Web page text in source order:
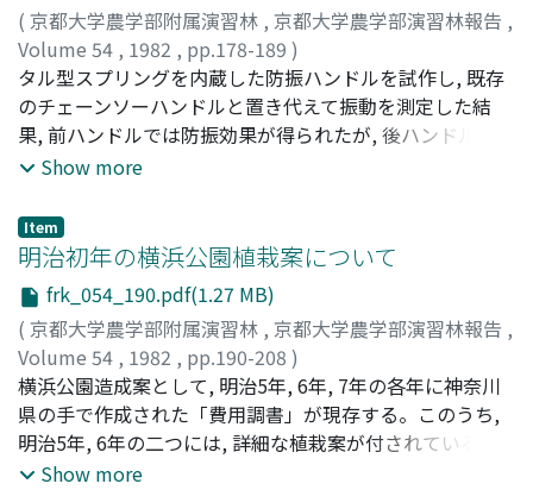
びそれらを開設評価値の総計が最小となるよう結ぶ路網等
について適用し, 林道総延長, 平均集材距離, 平均スパン長
等を算出し評価を行った。
( 京都大学農学部附属演習林 , 京都大学農学部演習林報告 ,
Volume 54 , 1982 , pp.178-189 )
瀧本, 義彦;佐々木, 功;藤井, 禧雄;後藤, 純一;堀, 政樹;
Takimoto, Yoshihiko;Sasaki, Isao;Fujii, Yoshio;Gotou,
Junichi;Hori, Masaki;タキモト, ヨシヒコ;ササキ, イサオ
フジイ, ヨシオ
タル型スプリングを内蔵した防振ハンドルを試作し, 既存
のチェーンソーハンドルと置き代えて振動を測定した結
果, 前ハンドルでは防振効果が得られたが, 後ハンドルで
は, 共振のため防振効果が得られなかった。また, 最終的に
重量8kgから考えて, 容認できる範囲と思える。
Show more
Item
明治初年の横浜公園植栽案について
frk_054_190.pdf(1.27 MB)
( 京都大学農学部附属演習林 , 京都大学農学部演習林報告 ,
Volume 54 , 1982 , pp.190-208 )
白幡, 洋三郎;Shirahata, Yozaburo;シラハタ, ヨウザブロ
ウ
横浜公園造成案として, 明治5年, 6年, 7年の各年に神奈川
県の手で作成された「費用調書」が現存する。このうち,
明治5年, 6年の二つには, 詳細な植栽案が付されている。
これに従って公園の植栽が行なわれはしなかったが, 公園
Show more